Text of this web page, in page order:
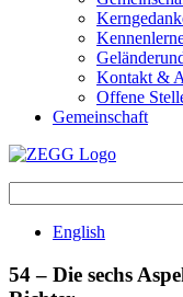
Kontakt &
Offene
Gemeinschaft
English
54 – Die sechs